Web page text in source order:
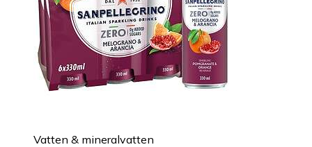
Vatten & mineralvatten